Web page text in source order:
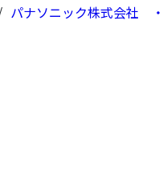
パナソニック株式会社